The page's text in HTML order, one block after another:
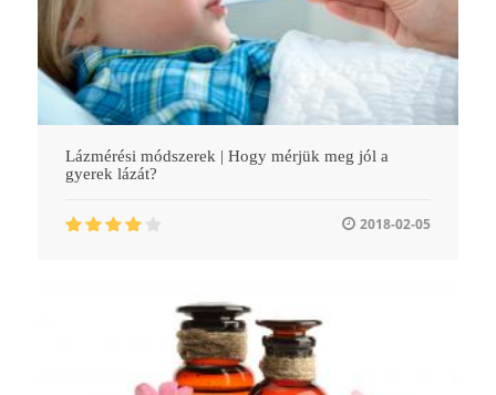
Lázmérési módszerek | Hogy mérjük meg jól a
gyerek lázát?
2018-02-05